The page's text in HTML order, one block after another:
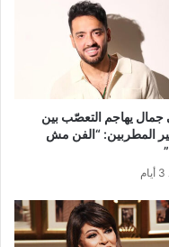
جمال يهاجم التعصّب بين
المطربين: “الفن مش